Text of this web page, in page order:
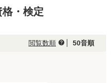
格・検定
閲覧数順 help 50音順